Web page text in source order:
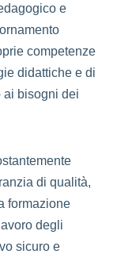
e
competenze
didattiche e di
ai bisogni dei
di qualità,
formazione
degli
sicuro e